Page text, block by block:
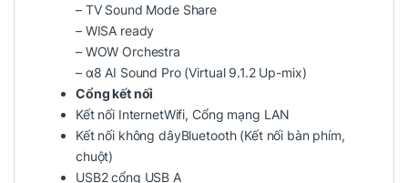
– TV Sound Mode Share
– WISA ready
– WOW Orchestra
– α8 AI Sound Pro (Virtual 9.1.2 Up-mix)
Cổng kết nối
Kết nối InternetWifi, Cổng mạng LAN
Kết nối không dâyBluetooth (Kết nối bàn phím,
chuột)
USB2 cổng USB A